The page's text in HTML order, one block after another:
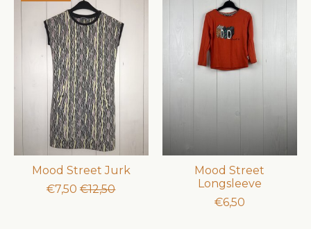
Mood Street Jurk
€7,50 €12,50
Mood Street
Longsleeve
€6,50